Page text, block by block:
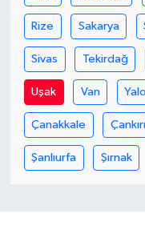
Rize Sakarya
Sivas Tekirdağ
Uşak Van
Çanakkale Çankırı
Şanlıurfa Şırnak